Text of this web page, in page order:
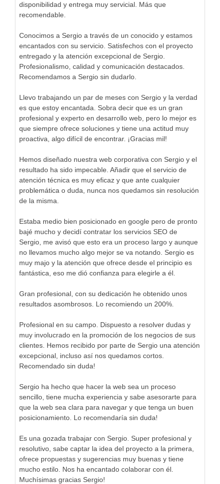
disponibilidad y entrega muy servicial. Más que
recomendable.
Conocimos a Sergio a través de un conocido y estamos
encantados con su servicio. Satisfechos con el proyecto
entregado y la atención excepcional de Sergio.
Profesionalismo, calidad y comunicación destacados.
Recomendamos a Sergio sin dudarlo.
Llevo trabajando un par de meses con Sergio y la verdad
es que estoy encantada. Sobra decir que es un gran
profesional y experto en desarrollo web, pero lo mejor es
que siempre ofrece soluciones y tiene una actitud muy
proactiva, algo difícil de encontrar. ¡Gracias mil!
Hemos diseñado nuestra web corporativa con Sergio y el
resultado ha sido impecable. Añadir que el servicio de
atención técnica es muy eficaz y que ante cualquier
problemática o duda, nunca nos quedamos sin resolución
de la misma.
Estaba medio bien posicionado en google pero de pronto
bajé mucho y decidí contratar los servicios SEO de
Sergio, me avisó que esto era un proceso largo y aunque
no llevamos mucho algo mejor se va notando. Sergio es
muy majo y la atención que ofrece desde el principio es
fantástica, eso me dió confianza para elegirle a él.
Gran profesional, con su dedicación he obtenido unos
resultados asombrosos. Lo recomiendo un 200%.
Profesional en su campo. Dispuesto a resolver dudas y
muy involucrado en la promoción de los negocios de sus
clientes. Hemos recibido por parte de Sergio una atención
excepcional, incluso así nos quedamos cortos.
Recomendado sin duda!
Sergio ha hecho que hacer la web sea un proceso
sencillo, tiene mucha experiencia y sabe asesorarte para
que la web sea clara para navegar y que tenga un buen
posicionamiento. Lo recomendaría sin duda!
Es una gozada trabajar con Sergio. Super profesional y
resolutivo, sabe captar la idea del proyecto a la primera,
ofrece propuestas y sugerencias muy buenas y tiene
mucho estilo. Nos ha encantado colaborar con él.
Muchísimas gracias Sergio!